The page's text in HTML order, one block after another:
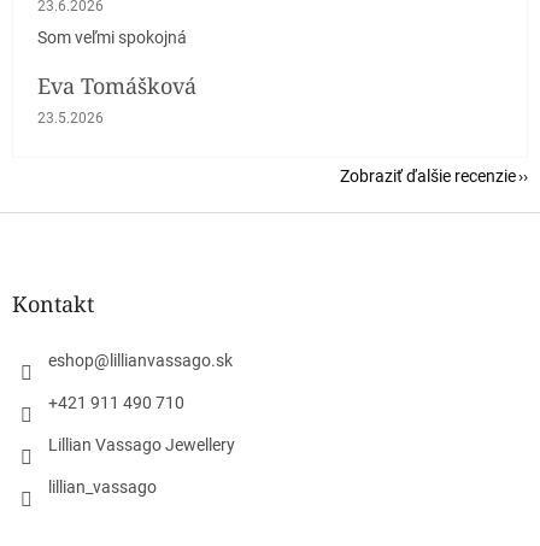
23.6.2026
Som veľmi spokojná
Eva Tomášková
Hodnotenie obchodu je 5 z 5 hviezdičiek.
23.5.2026
Zobraziť ďalšie recenzie
Z
Kontakt
eshop@lillianvassago.sk
+421 911 490 710
Lillian Vassago Jewellery
lillian_vassago